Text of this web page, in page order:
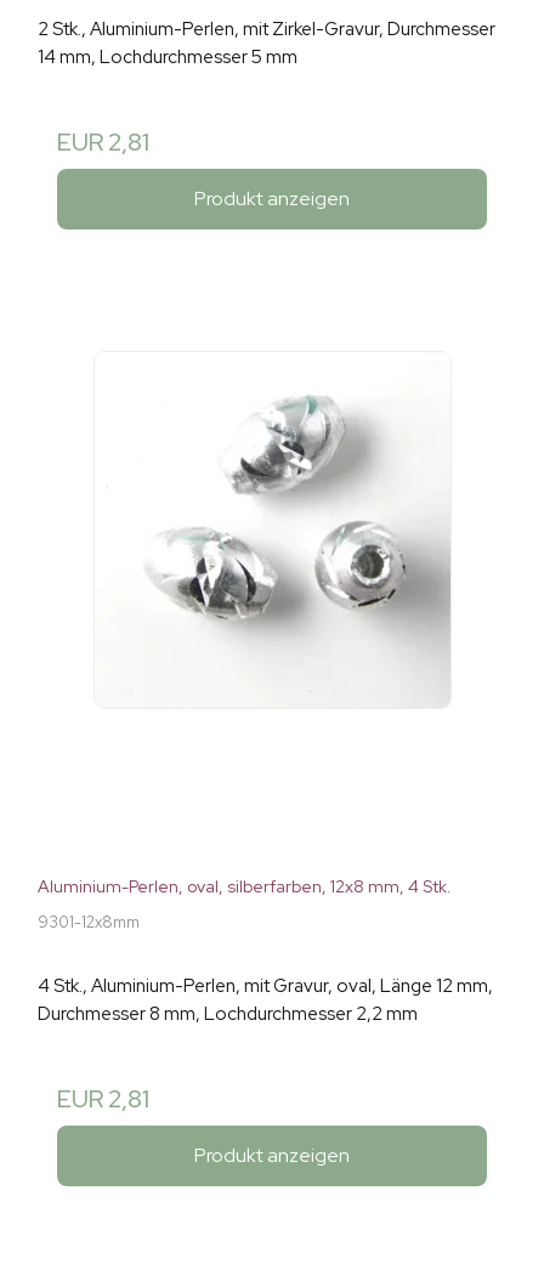
2 Stk., Aluminium-Perlen, mit Zirkel-Gravur, Durchmesser
14 mm, Lochdurchmesser 5 mm
EUR 2,81
Produkt anzeigen
Aluminium-Perlen, oval, silberfarben, 12x8 mm, 4 Stk.
9301-12x8mm
4 Stk., Aluminium-Perlen, mit Gravur, oval, Länge 12 mm,
Durchmesser 8 mm, Lochdurchmesser 2,2 mm
EUR 2,81
Produkt anzeigen